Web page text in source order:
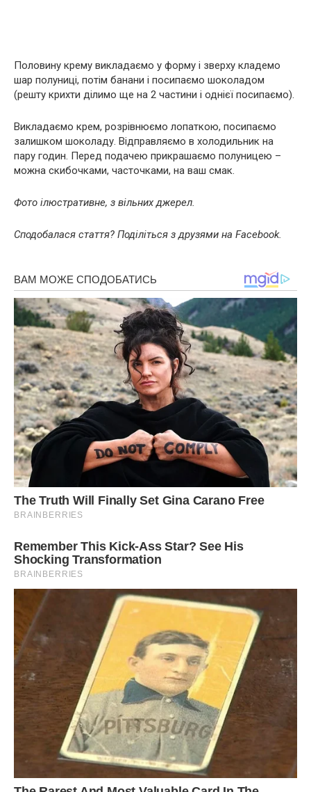
Половину крему викладаємо у форму і зверху кладемо
шар полуниці, потім банани і посипаємо шоколадом
(решту крихти ділимо ще на 2 частини і однієї посипаємо).
Викладаємо крем, розрівнюємо лопаткою, посипаємо
залишком шоколаду. Відправляємо в холодильник на
пару годин. Перед подачею прикрашаємо полуницею –
можна скибочками, часточками, на ваш смак.
Фото ілюстративне, з вільних джерел.
Сподобалася стаття? Поділіться з друзями на Facebook.